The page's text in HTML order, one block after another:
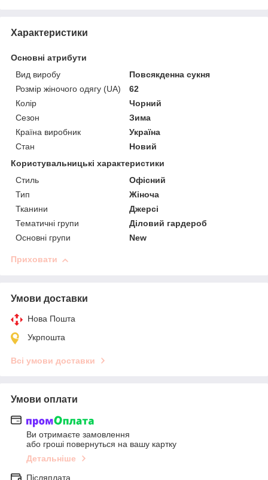
Характеристики
Основні атрибути
Вид виробу
Повсякденна сукня
Розмір жіночого одягу (UA)
62
Колір
Чорний
Сезон
Зима
Країна виробник
Україна
Стан
Новий
Користувальницькі характеристики
Стиль
Офісний
Тип
Жіноча
Тканини
Джерсі
Тематичні групи
Діловий гардероб
Основні групи
New
Приховати
Умови доставки
Нова Пошта
Укрпошта
Всі умови доставки
Умови оплати
Ви отримаєте замовлення
або гроші повернуться на вашу картку
Детальніше
Післяплата